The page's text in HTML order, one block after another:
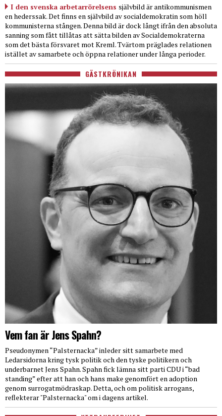
I den svenska arbetarrörelsens självbild är antikommunismen
en hederssak. Det finns en självbild av socialdemokratin som höll
kommunisterna stången. Denna bild är dock långt ifrån den absoluta
sanning som fått tillåtas att sätta bilden av Socialdemokraterna
som det bästa försvaret mot Kreml. Tvärtom präglades relationen
istället av samarbete och öppna relationer under långa perioder.
GÄSTKRÖNIKAN
Vem fan är Jens Spahn?
Pseudonymen “Palsternacka” inleder sitt samarbete med
Ledarsidorna kring tysk politik och den tyske politikern och
underbarnet Jens Spahn. Spahn fick lämna sitt parti CDU i “bad
standing” efter att han och hans make genomfört en adoption
genom surrogatmödraskap. Detta, och om politisk arrogans,
reflekterar "Palsternacka" om i dagens artikel.